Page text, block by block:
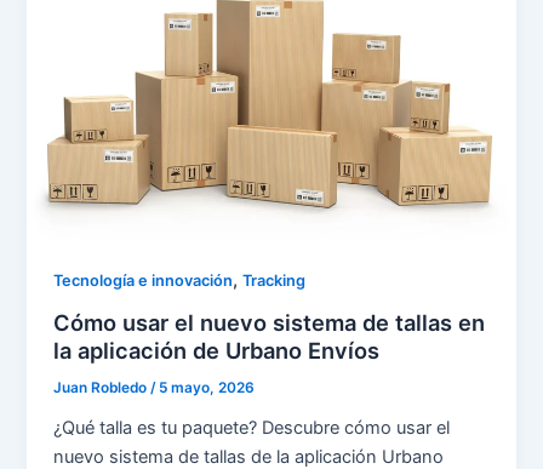
Tecnología e innovación,Tracking
Cómo usar el nuevo sistema de tallas en
la aplicación de Urbano Envíos
Juan Robledo/ 5 mayo, 2026
¿Qué talla es tu paquete? Descubre cómo usar el
nuevo sistema de tallas de la aplicación Urbano